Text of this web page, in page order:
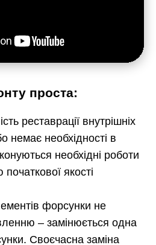
проста:
реставрації внутрішніх
немає необхідності в
необхідні роботи
якості
форсунки не
– замінюється одна
Своєчасна заміна